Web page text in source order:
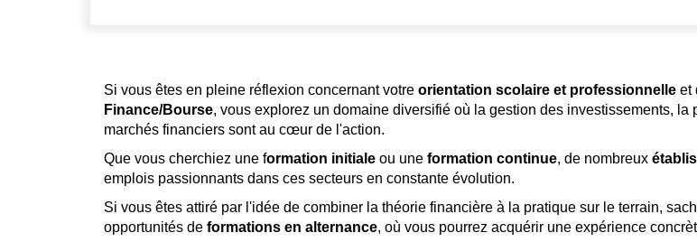
Si vous êtes en pleine réflexion concernant votre orientation scolaire et professionnelleet
Finance/Bourse, vous explorez un domaine diversifié où la gestion des investissements,
marchés financiers sont au cœur de l'action.
Que vous cherchiez une formation initialeou une formation continue, de nombreux
emplois passionnants dans ces secteurs en constante évolution.
Si vous êtes attiré par l'idée de combiner la théorie financière à la pratique sur le terrain,
opportunités de formations en alternance, où vous pourrez acquérir une expérience